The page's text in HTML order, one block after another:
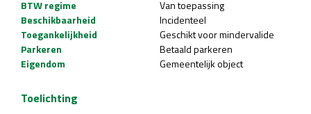
BTW regime
Van toepassing
Beschikbaarheid
Incidenteel
Toegankelijkheid
Geschikt voor mindervalide
Parkeren
Betaald parkeren
Eigendom
Gemeentelijk object
Toelichting